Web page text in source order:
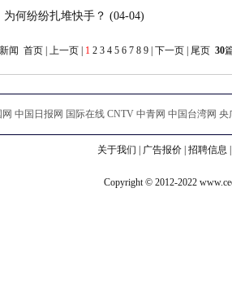
何纷纷扎堆快手？ (04-04)
闻 首页 | 上一页 | 1 2 3 4 5 6 7 8 9 下一页 尾页 30
网 中国日报网 国际在线 CNTV 中青网 中国台湾网
关于我们 广告报价 招聘信息
Copyright © 2012-2022